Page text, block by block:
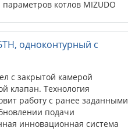
котлов MIZUDO
используемый в
между котлом и
одноконтурный с
с закрытой камерой
клапан. Технология
работу с ранее заданными
подачи
инновационная система